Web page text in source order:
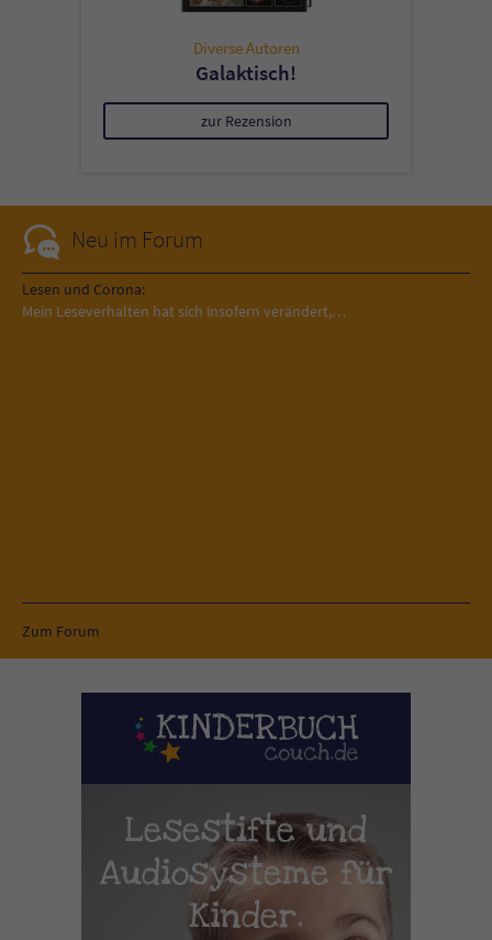
Diverse Autoren
Galaktisch!
zur Rezension
Neu im Forum
Lesen und Corona:
Mein Leseverhalten hat sich insofern verändert,…
Zum Forum
Lesestifte und
Audiosysteme für
Kinder.